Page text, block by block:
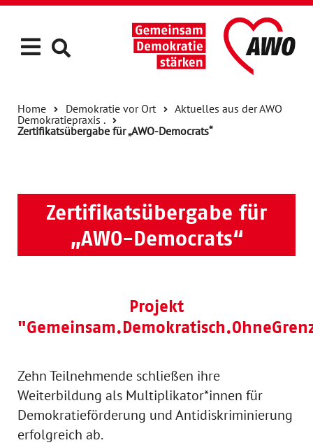
Home Demokratie vor Ort
Aktuelles aus der AWO
Demokratiepraxis .
Zertifikatsübergabe für „AWO-Democrats“
Zertifikatsübergabe für
„AWO-Democrats“
Projekt
Zehn Teilnehmende schließen ihre
Weiterbildung als Multiplikator*innen für
Demokratieförderung und Antidiskriminierung
erfolgreich ab.